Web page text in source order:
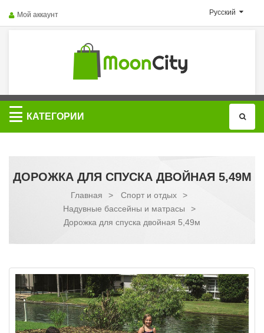
Русский
Мой аккаунт
Категории
КАТЕГОРИИ
ДОРОЖКА ДЛЯ СПУСКА ДВОЙНАЯ 5,49М
Главная > Спорт и отдых
>
Надувные бассейны и матрасы
>
Дорожка для спуска двойная 5,49м